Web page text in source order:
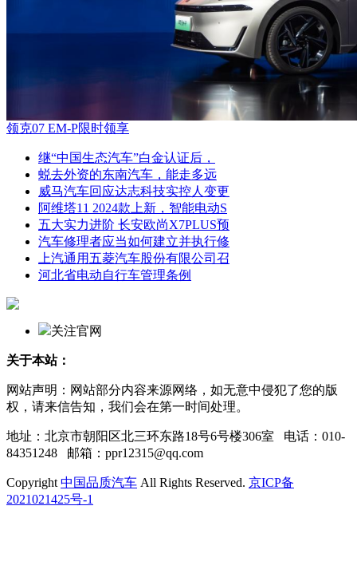
领克07 EM-P限时领享
继“中国生态汽车”白金认证后，
蜕去外资的东南汽车，能走多远
威马汽车回应达志科技实控人变更
阿维塔11 2024款上新，智能电动S
五大实力进阶 长安欧尚X7PLUS预
汽车修理者应当如何建立并执行修
上汽通用五菱汽车股份有限公司召
河北省电动自行车管理条例
关注官网
关于本站：
网站声明：网站部分内容来源网络，如无意中侵犯了您的版
权，请来信告知，我们会在第一时间处理。
地址：北京市朝阳区北三环东路18号6号楼306室 电话：010-
84351248 邮箱：ppr12315@qq.com
Copyright 中国品质汽车 All Rights Reserved. 京ICP备
2021021425号-1